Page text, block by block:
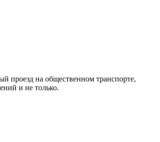
проезд на общественном транспорте,
и не только.